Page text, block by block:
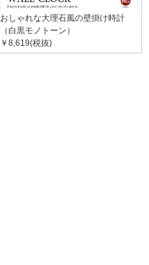
おしゃれな大理石風の壁掛け時計
（白黒モノトーン）
￥8,619(税抜)